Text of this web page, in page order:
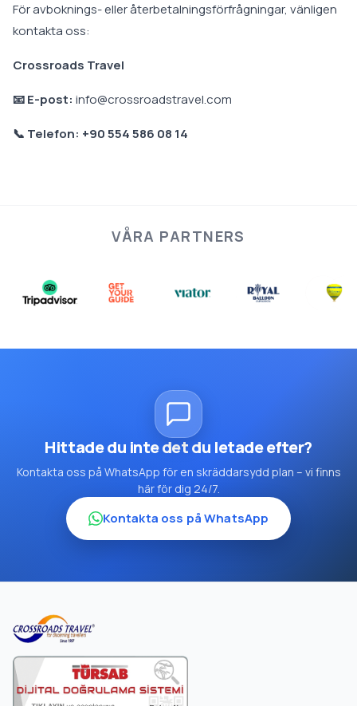
För avboknings- eller återbetalningsförfrågningar, vänligen
kontakta oss:
Crossroads Travel
📧 E-post: info@crossroadstravel.com
📞 Telefon: +90 554 586 08 14
VÅRA PARTNERS
Hittade du inte det du letade efter?
Kontakta oss på WhatsApp för en skräddarsydd plan – vi finns
här för dig 24/7.
Kontakta oss på WhatsApp